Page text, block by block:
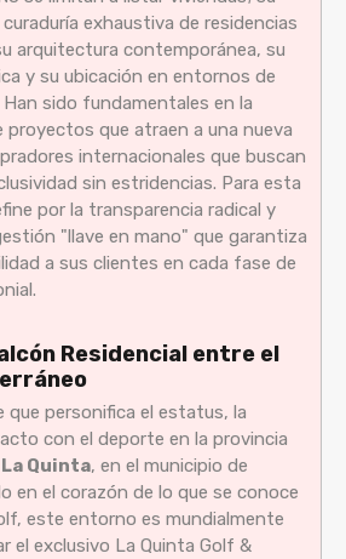
exhaustiva de residencias
arquitectura contemporánea, su
y su ubicación en entornos de
sido fundamentales en la
proyectos que atraen a una nueva
internacionales que buscan
sin estridencias. Para esta
por la transparencia radical y
"llave en mano" que garantiza
a sus clientes en cada fase de
Residencial entre el
que personifica el estatus, la
con el deporte en la provincia
La Quinta, en el municipio de
en el corazón de lo que se conoce
este entorno es mundialmente
el exclusivo La Quinta Golf &